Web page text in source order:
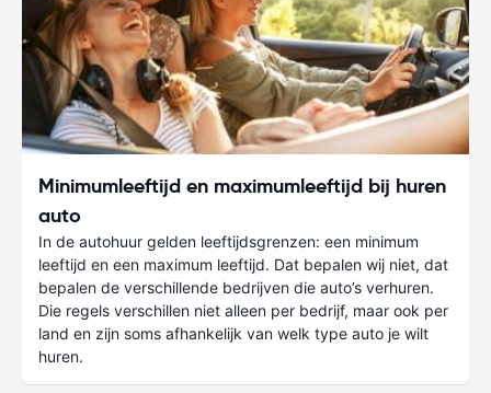
Minimumleeftijd en maximumleeftijd bij huren
auto
In de autohuur gelden leeftijdsgrenzen: een minimum
leeftijd en een maximum leeftijd. Dat bepalen wij niet, dat
bepalen de verschillende bedrijven die auto’s verhuren.
Die regels verschillen niet alleen per bedrijf, maar ook per
land en zijn soms afhankelijk van welk type auto je wilt
huren.